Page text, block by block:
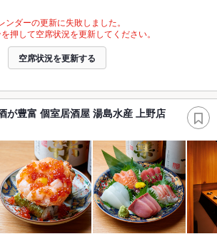
ンダーの更新に失敗しました。
押して空席状況を更新してください。
空席状況を更新する
が豊富 個室居酒屋 湯島水産 上野店